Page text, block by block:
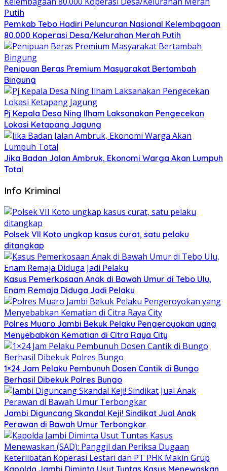
Pemkab Tebo Hadiri Peluncuran Nasional Kelembagaan
80.000 Koperasi Desa/Kelurahan Merah Putih
Penipuan Beras Premium Masyarakat Bertambah
Bingung
Pj Kepala Desa Ning Ilham Laksanakan Pengecekan
Lokasi Ketapang Jagung
Jika Badan Jalan Ambruk, Ekonomi Warga Akan Lumpuh
Total
Info Kriminal
Polsek VII Koto ungkap kasus curat, satu pelaku
ditangkap
Kasus Pemerkosaan Anak di Bawah Umur di Tebo Ulu,
Enam Remaja Diduga Jadi Pelaku
Polres Muaro Jambi Bekuk Pelaku Pengeroyokan yang
Menyebabkan Kematian di Citra Raya City
1×24 Jam Pelaku Pembunuh Dosen Cantik di Bungo
Berhasil Dibekuk Polres Bungo
Jambi Diguncang Skandal Keji! Sindikat Jual Anak
Perawan di Bawah Umur Terbongkar
Kapolda Jambi Diminta Usut Tuntas Kasus Menewaskan